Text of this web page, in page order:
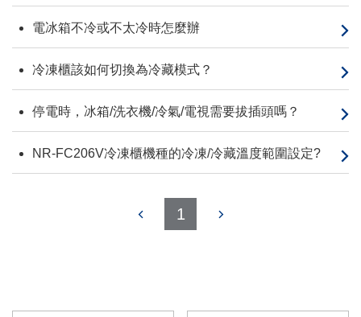
電冰箱不冷或不太冷時怎麼辦
冷凍櫃該如何切換為冷藏模式？
停電時，冰箱/洗衣機/冷氣/電視需要拔插頭嗎？
NR-FC206V冷凍櫃機種的冷凍/冷藏溫度範圍設定?
1